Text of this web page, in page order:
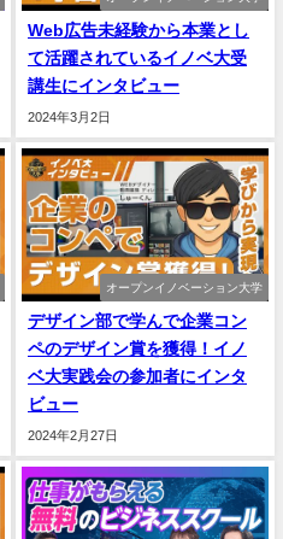
Web広告未経験から本業とし
て活躍されているイノベ大受
講生にインタビュー
2024年3月2日
オープンイノベーション大学
デザイン部で学んで企業コン
ペのデザイン賞を獲得！イノ
ベ大実践会の参加者にインタ
ビュー
2024年2月27日